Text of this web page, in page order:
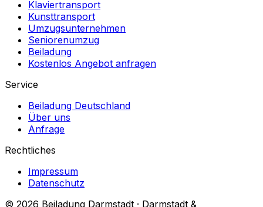
Klaviertransport
Kunsttransport
Umzugsunternehmen
Seniorenumzug
Beiladung
Kostenlos Angebot anfragen
Service
Beiladung Deutschland
Über uns
Anfrage
Rechtliches
Impressum
Datenschutz
© 2026 Beiladung Darmstadt · Darmstadt &